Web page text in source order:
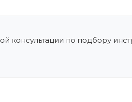
консультации по подбору